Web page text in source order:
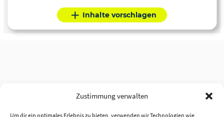
Zustimmung verwalten
Um dir ein optimales Erlebnis zu bieten, verwenden wir Technologien wie
Inhalte vorschlagen